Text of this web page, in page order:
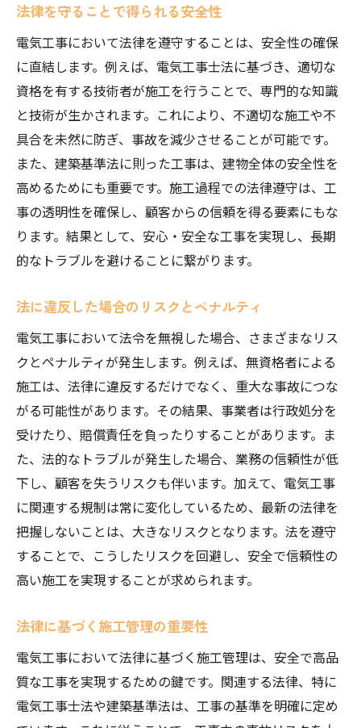
法律を守ることで得られる安全性
電気工事において法律を遵守することは、安全性の確保
に直結します。例えば、電気工事士法に基づき、適切な
資格を有する技術者が施工を行うことで、専門的な知識
と技術が生かされます。これにより、不適切な施工や不
具合を未然に防ぎ、事故を減少させることが可能です。
また、建築基準法に則った工事は、建物全体の安全性を
高めるためにも重要です。施工過程での法律遵守は、工
事の透明性を確保し、顧客からの信頼を得る要素にもな
ります。結果として、安心・安全な工事を実現し、長期
的なトラブルを避けることに繋がります。
法に違反した場合のリスクとペナルティ
電気工事において法令を無視した場合、さまざまなリス
クとペナルティが発生します。例えば、無資格者による
施工は、法律に違反するだけでなく、重大な事故につな
がる可能性があります。その結果、事業者は行政処分を
受けたり、賠償責任を負ったりすることがあります。ま
た、法的なトラブルが発生した場合、業務の信頼性が低
下し、顧客を失うリスクも伴います。加えて、電気工事
に関連する規制は常に変化しているため、最新の法律を
把握しないことは、大きなリスクとなります。法を遵守
することで、こうしたリスクを回避し、安全で信頼性の
高い施工を実現することが求められます。
法律に基づく施工管理の重要性
電気工事において法律に基づく施工管理は、安全で高品
質な工事を実現するための鍵です。関連する法律、特に
電気工事士法や建築基準法は、工事の基準を明確に定め